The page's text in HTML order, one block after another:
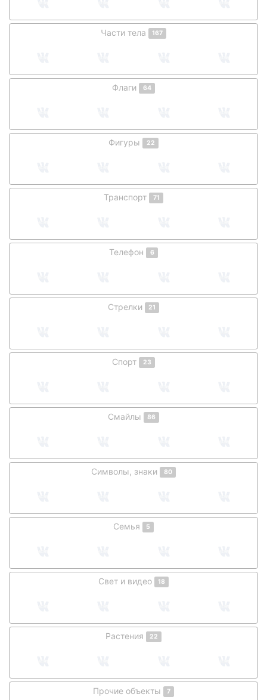
Части тела 167
Флаги 64
Фигуры 22
Транспорт 71
Телефон 6
Стрелки 21
Спорт 23
Смайлы 86
Символы, знаки 80
Семья 5
Свет и видео 18
Растения 22
Прочие объекты 7